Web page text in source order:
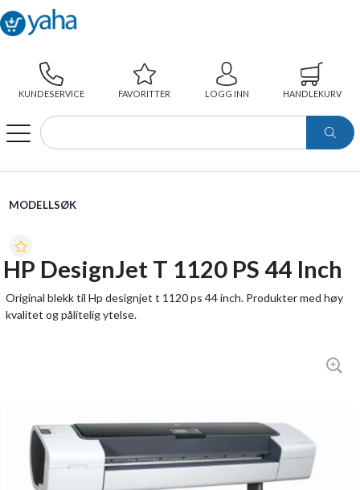
KUNDESERVICE FAVORITTER LOGG INN HANDLEKURV
WEBSHOP
MODELLSØK
HP DesignJet T 1120 PS 44 Inch
Original blekk til Hp designjet t 1120 ps 44 inch. Produkter med høy
kvalitet og pålitelig ytelse.